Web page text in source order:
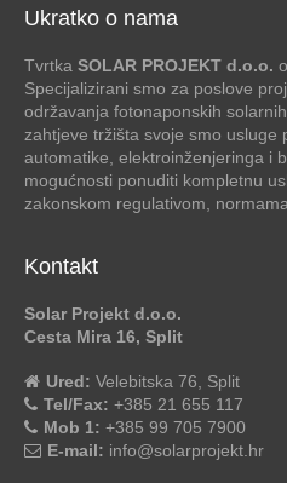
Ukratko o nama
Tvrtka SOLAR PROJEKT d.o.o.
Specijalizirani smo za poslove
održavanja fotonaponskih
zahtjeve tržišta svoje smo usluge
automatike, elektroinženjeringa i
mogućnosti ponuditi kompletnu
zakonskom regulativom,
Kontakt
Solar Projekt d.o.o.
Cesta Mira 16, Split
Ured: Velebitska 76, Split
Tel/Fax: +385 21 655 117
Mob 1: +385 99 705 7900
E-mail: info@solarprojekt.hr